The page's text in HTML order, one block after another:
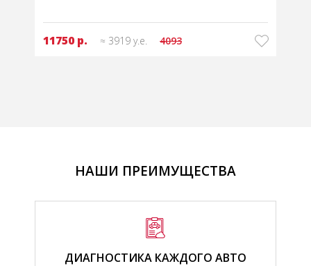
11750 р. ≈ 3919 у.е. 4093
НАШИ ПРЕИМУЩЕСТВА
ДИАГНОСТИКА КАЖДОГО АВТО